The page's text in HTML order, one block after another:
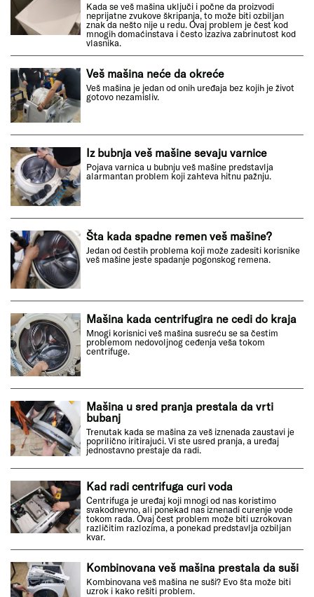
Kada se veš mašina uključi i počne da proizvodi
neprijatne zvukove škripanja, to može biti ozbiljan
znak da nešto nije u redu. Ovaj problem je čest kod
mnogih domaćinstava i često izaziva zabrinutost kod
vlasnika.
Veš mašina neće da okreće
Veš mašina je jedan od onih uređaja bez kojih je život
gotovo nezamisliv.
Iz bubnja veš mašine sevaju varnice
Pojava varnica u bubnju veš mašine predstavlja
alarmantan problem koji zahteva hitnu pažnju.
Šta kada spadne remen veš mašine?
Jedan od čestih problema koji može zadesiti korisnike
veš mašine jeste spadanje pogonskog remena.
Mašina kada centrifugira ne cedi do kraja
Mnogi korisnici veš mašina susreću se sa čestim
problemom nedovoljnog ceđenja veša tokom
centrifuge.
Mašina u sred pranja prestala da vrti
bubanj
Trenutak kada se mašina za veš iznenada zaustavi je
poprilično iritirajući. Vi ste usred pranja, a uređaj
jednostavno prestaje da radi.
Kad radi centrifuga curi voda
Centrifuga je uređaj koji mnogi od nas koristimo
svakodnevno, ali ponekad nas iznenadi curenje vode
tokom rada. Ovaj čest problem može biti uzrokovan
različitim razlozima, a ponekad predstavlja ozbiljan
kvar.
Kombinovana veš mašina prestala da suši
Kombinovana veš mašina ne suši? Evo šta može biti
uzrok i kako rešiti problem.